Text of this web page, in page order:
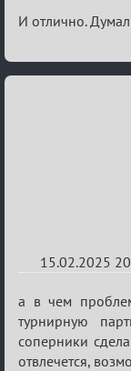
И отлично.
15.02.2025
Re:
Кровавая
жатва
а в чем
турнирную
соперники
отвлечется,